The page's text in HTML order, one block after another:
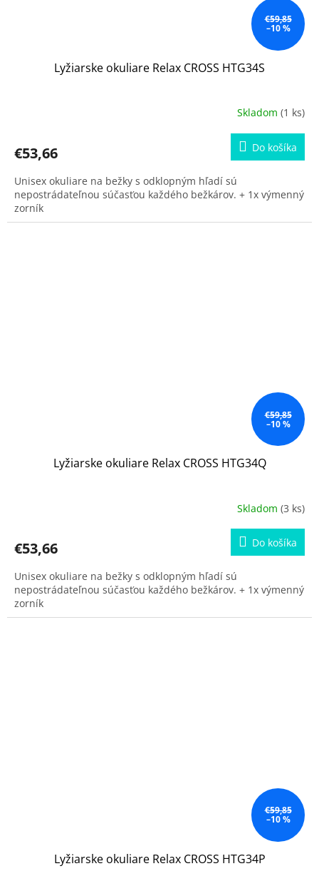
€59,85
–10 %
Lyžiarske okuliare Relax CROSS HTG34S
Skladom (1 ks)
€53,66 Do košíka
Unisex okuliare na bežky s odklopným hľadí sú
nepostrádateľnou súčasťou každého bežkárov. + 1x výmenný
zorník
€59,85
–10 %
Lyžiarske okuliare Relax CROSS HTG34Q
Skladom (3 ks)
€53,66 Do košíka
Unisex okuliare na bežky s odklopným hľadí sú
nepostrádateľnou súčasťou každého bežkárov. + 1x výmenný
zorník
€59,85
–10 %
Lyžiarske okuliare Relax CROSS HTG34P